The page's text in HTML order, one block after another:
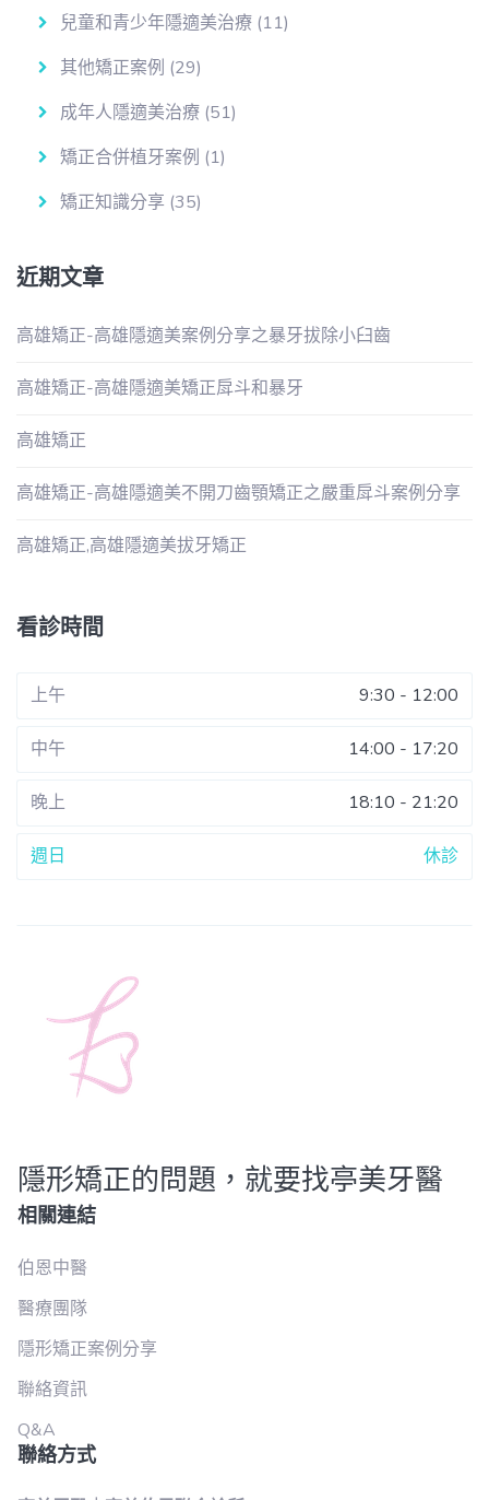
兒童和青少年隱適美治療 (11)
其他矯正案例 (29)
成年人隱適美治療 (51)
矯正合併植牙案例 (1)
矯正知識分享 (35)
近期文章
高雄矯正-高雄隱適美案例分享之暴牙拔除小臼齒
高雄矯正-高雄隱適美矯正戽斗和暴牙
高雄矯正
高雄矯正-高雄隱適美不開刀齒顎矯正之嚴重戽斗案例分享
高雄矯正,高雄隱適美拔牙矯正
看診時間
上午 9:30 - 12:00
中午 14:00 - 17:20
晚上 18:10 - 21:20
週日 休診
隱形矯正的問題，就要找亭美牙醫
相關連結
伯恩中醫
醫療團隊
隱形矯正案例分享
聯絡資訊
Q&A
聯絡方式